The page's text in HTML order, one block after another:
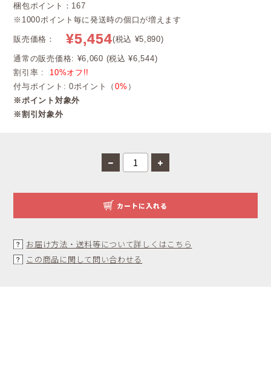
梱包ポイント：167
※1000ポイント毎に発送時の個口が増えます
販売価格： ¥5,454(税込 ¥5,890)
通常の販売価格: ¥6,060 (税込 ¥6,544)
割引率 : 10%オフ!!
付与ポイント: 0ポイント（0% ）
※ポイント対象外
※割引対象外
カートに入れる
お届け方法・送料等について詳しくはこちら
この商品に関して問い合わせる